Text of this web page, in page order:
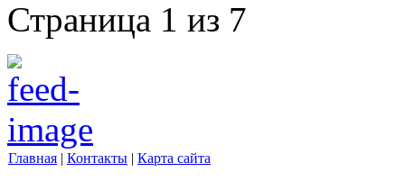
Страница 1 из 7
Главная | Контакты | Карта сайта